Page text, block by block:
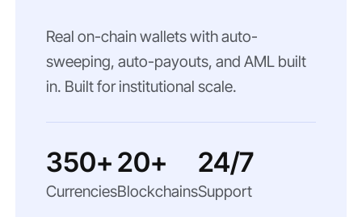
Real on-chain wallets with auto-
sweeping, auto-payouts, and AML built
in. Built for institutional scale.
350+
Currencies
20+
Blockchains
24/7
Support